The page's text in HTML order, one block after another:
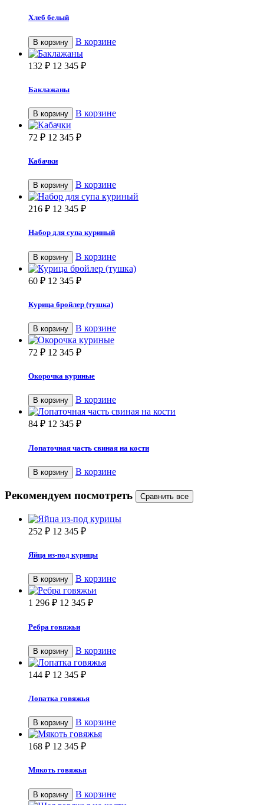
Хлеб белый
В корзину В корзине
132 ₽ 12 345 ₽
Баклажаны
В корзину В корзине
72 ₽ 12 345 ₽
Кабачки
В корзину В корзине
216 ₽ 12 345 ₽
Набор для супа куриный
В корзину В корзине
60 ₽ 12 345 ₽
Курица бройлер (тушка)
В корзину В корзине
72 ₽ 12 345 ₽
Окорочка куриные
В корзину В корзине
84 ₽ 12 345 ₽
Лопаточная часть свиная на кости
В корзину В корзине
Рекомендуем посмотреть
252 ₽ 12 345 ₽
Яйца из-под курицы
В корзину В корзине
1 296 ₽ 12 345 ₽
Ребра говяжьи
В корзину В корзине
144 ₽ 12 345 ₽
Лопатка говяжья
В корзину В корзине
168 ₽ 12 345 ₽
Мякоть говяжья
В корзину В корзине